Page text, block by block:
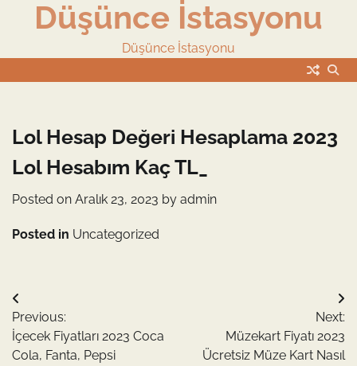
Düşünce İstasyonu
Düşünce İstasyonu
Lol Hesap Değeri Hesaplama 2023
Lol Hesabım Kaç TL_
Posted on Aralık 23, 2023 by admin
Posted in Uncategorized
Yazı
gezinmesi
Previous:
İçecek Fiyatları 2023 Coca
Cola, Fanta, Pepsi
Next:
Müzekart Fiyatı 2023
Ücretsiz Müze Kart Nasıl